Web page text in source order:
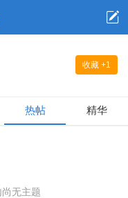
收藏 +1
热帖 精华
无主题